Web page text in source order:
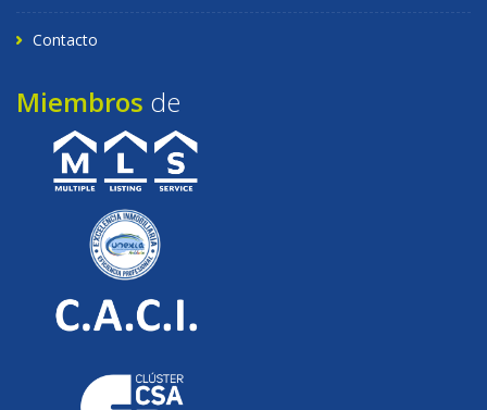
Contacto
Miembros de